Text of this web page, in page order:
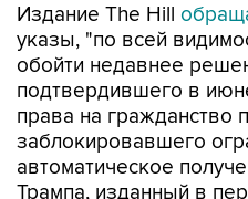
Издание The Hill
указы, "по всей
обойти недавнее
подтвердившего в
права на гражданство
заблокировавшего
автоматическое
Трампа, изданный в